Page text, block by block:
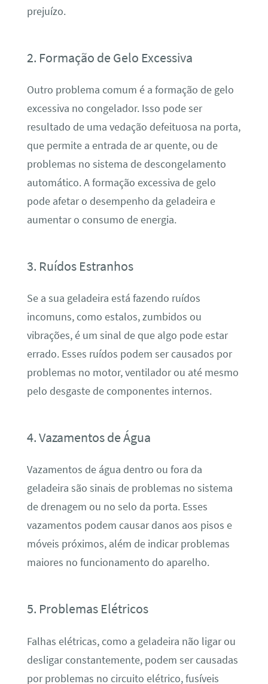
prejuízo.
2. Formação de Gelo Excessiva
Outro problema comum é a formação de gelo
excessiva no congelador. Isso pode ser
resultado de uma vedação defeituosa na porta,
que permite a entrada de ar quente, ou de
problemas no sistema de descongelamento
automático. A formação excessiva de gelo
pode afetar o desempenho da geladeira e
aumentar o consumo de energia.
3. Ruídos Estranhos
Se a sua geladeira está fazendo ruídos
incomuns, como estalos, zumbidos ou
vibrações, é um sinal de que algo pode estar
errado. Esses ruídos podem ser causados por
problemas no motor, ventilador ou até mesmo
pelo desgaste de componentes internos.
4. Vazamentos de Água
Vazamentos de água dentro ou fora da
geladeira são sinais de problemas no sistema
de drenagem ou no selo da porta. Esses
vazamentos podem causar danos aos pisos e
móveis próximos, além de indicar problemas
maiores no funcionamento do aparelho.
5. Problemas Elétricos
Falhas elétricas, como a geladeira não ligar ou
desligar constantemente, podem ser causadas
por problemas no circuito elétrico, fusíveis